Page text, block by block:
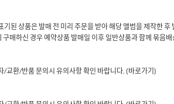
된 상품은 발매 전 미리 주문을 받아 해당 앨범을 제작한 후
매하신 경우 예약상품 발매일 이후 일반상품과 함께 묶음
교환/반품 문의시 유의사항 확인 바랍니다. (바로가기)